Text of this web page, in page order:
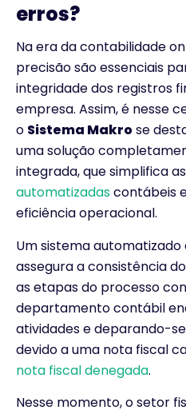
erros?
Na era da contabilidade
precisão são essenciais
integridade dos registros
empresa. Assim, é nesse
o Sistema Makrose
uma solução
integrada, que simplifica as
automatizadascontábeis
eficiência operacional.
Um sistema
assegura a consistência
as etapas do processo
departamento contábil
atividades e deparando-
devido a uma nota fiscal
nota fiscal denegada.
Nesse momento, o setor